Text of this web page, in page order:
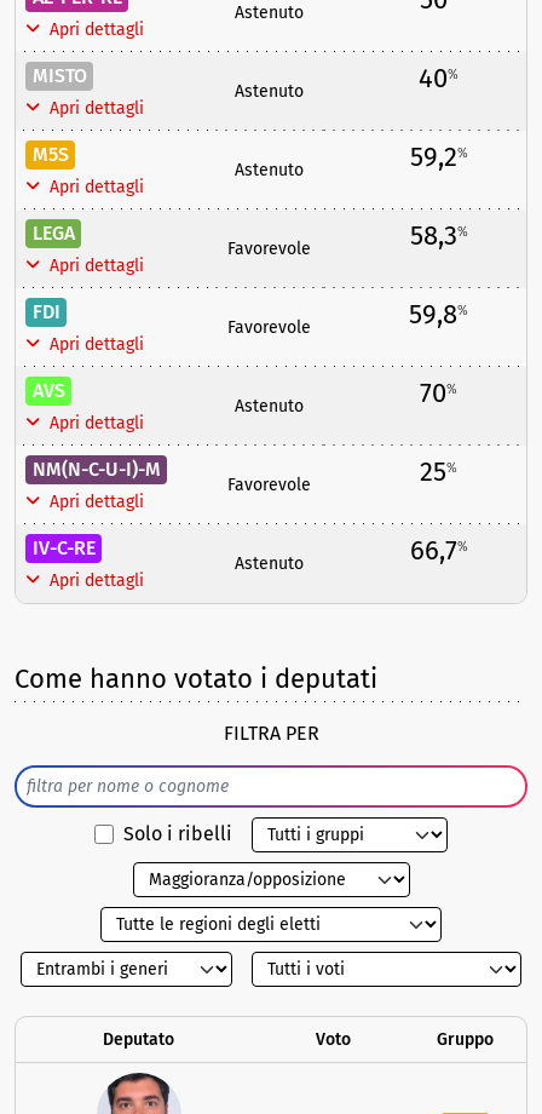
Apri dettagli
Astenuto
MISTO
Apri dettagli
Astenuto 40%
M5S
Apri dettagli
Astenuto 59,2%
LEGA
Apri dettagli
Favorevole 58,3%
FDI
Apri dettagli
Favorevole 59,8%
AVS
Apri dettagli
Astenuto 70%
NM(N-C-U-I)-M
Apri dettagli
Favorevole 25%
IV-C-RE
Apri dettagli
Astenuto 66,7%
Come hanno votato i deputati
FILTRA PER
Solo i ribelli
Deputato Voto Gruppo